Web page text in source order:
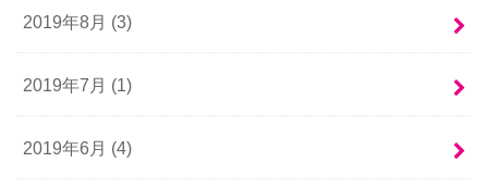
2019年8月 (3)
2019年7月 (1)
2019年6月 (4)